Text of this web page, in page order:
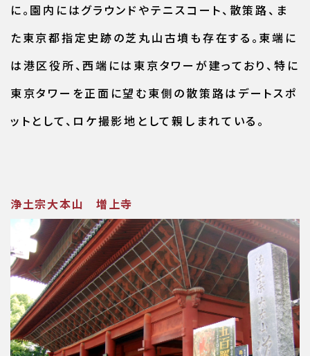
に。園内にはグラウンドやテニスコート、散策路、ま
た東京都指定史跡の芝丸山古墳も存在する。東端に
は港区役所、西端には東京タワーが建っており、特に
東京タワーを正面に望む東側の散策路はデートスポ
ットとして、ロケ撮影地として親しまれている。
浄土宗大本山 増上寺